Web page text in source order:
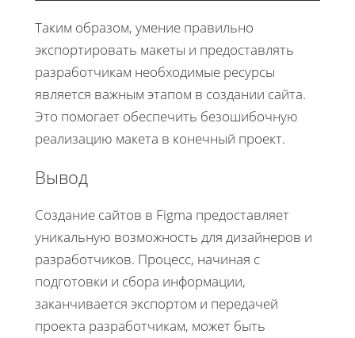
Таким образом, умение правильно
экспортировать макеты и предоставлять
разработчикам необходимые ресурсы
является важным этапом в создании сайта.
Это помогает обеспечить безошибочную
реализацию макета в конечный проект.
Вывод
Создание сайтов в Figma предоставляет
уникальную возможность для дизайнеров и
разработчиков. Процесс, начиная с
подготовки и сбора информации,
заканчивается экспортом и передачей
проекта разработчикам, может быть